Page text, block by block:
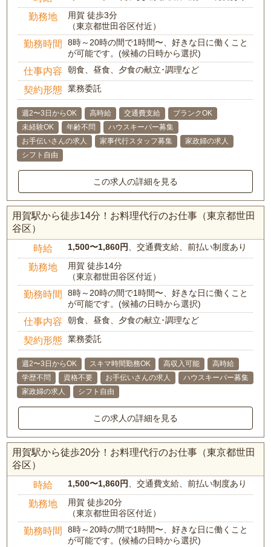
勤務地
用賀 徒歩3分
（東京都世田谷区付近）
勤務時間
8時～20時の間で1時間〜、好きな日に働くこと
が可能です。(候補の日時から選択)
仕事内容 朝食、昼食、夕食の献立･調理など
契約形態 業務委託
週2〜3日からOK 高時給 交通費支給
ブランクOK
未経験OK
年齢不問
ハウスキーパー募集
お手伝いさんの求人
家事代行スタッフ募集
家政婦の求人
シフト自由
この求人の詳細を見る
用賀駅から徒歩14分！お料理代行のお仕事（東京都世田
谷区）
時給 1,500〜1,860円 、交通費支給、前払い制度あり
勤務地
用賀 徒歩14分
（東京都世田谷区付近）
勤務時間
8時～20時の間で1時間〜、好きな日に働くこと
が可能です。(候補の日時から選択)
仕事内容 朝食、昼食、夕食の献立･調理など
契約形態 業務委託
週2〜3日からOK スキマ時間勤務OK 高収入可能
高時給
学歴不問
資格不要 お手伝いさんの求人
ハウスキーパー募集
家政婦の求人
シフト自由
この求人の詳細を見る
用賀駅から徒歩20分！お料理代行のお仕事（東京都世田
谷区）
時給 1,500〜1,860円 、交通費支給、前払い制度あり
勤務地
用賀 徒歩20分
（東京都世田谷区付近）
勤務時間
8時～20時の間で1時間〜、好きな日に働くこと
が可能です。(候補の日時から選択)